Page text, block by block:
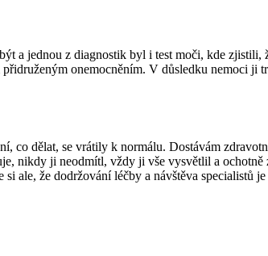
a jednou z diagnostik byl i test moči, kde zjistili,
onemocněním. V důsledku nemoci ji
dělat, se vrátily k normálu. Dostávám
nikdy ji neodmítl, vždy ji vše vysvětlil a ochotně
ale, že dodržování léčby a návštěva specialistů